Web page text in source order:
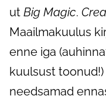
ut Big Magic.
Maailmakuulus
enne iga
kuulsust
needsamad